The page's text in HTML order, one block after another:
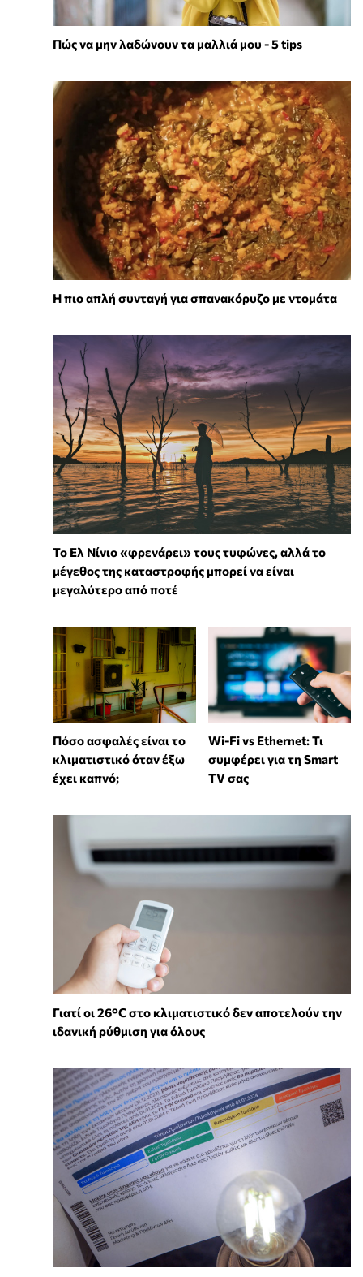
Πώς να μην λαδώνουν τα μαλλιά μου - 5 tips
Η πιο απλή συνταγή για σπανακόρυζο με ντομάτα
Το Ελ Νίνιο «φρενάρει» τους τυφώνες, αλλά το
μέγεθος της καταστροφής μπορεί να είναι
μεγαλύτερο από ποτέ
Πόσο ασφαλές είναι το
κλιματιστικό όταν έξω
έχει καπνό;
Wi-Fi vs Ethernet: Τι
συμφέρει για τη Smart
TV σας
Γιατί οι 26°C στο κλιματιστικό δεν αποτελούν την
ιδανική ρύθμιση για όλους